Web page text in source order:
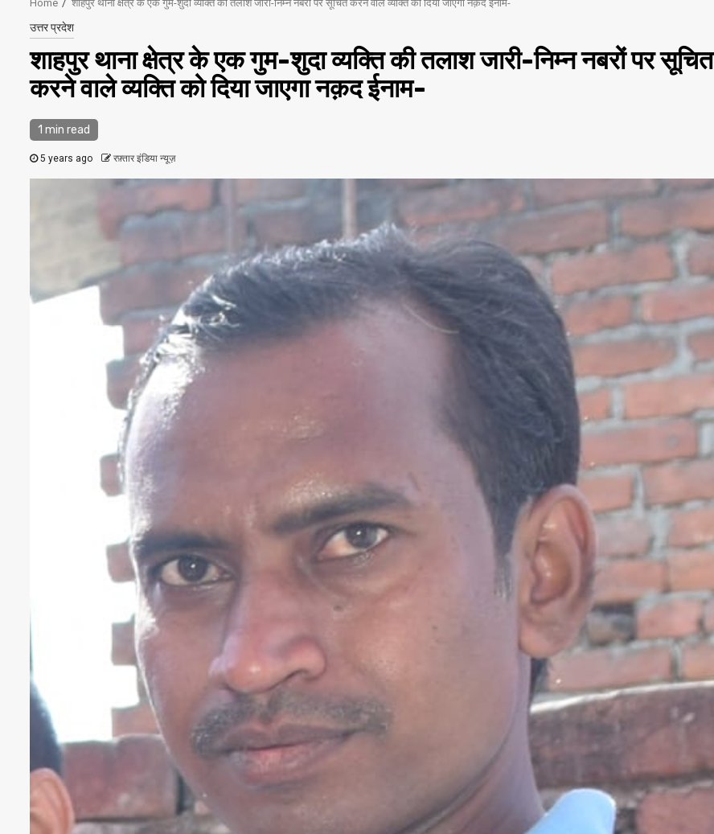
Home शाहपुर थाना क्षेत्र के एक गुम-शुदा व्यक्ति की तलाश जारी-निम्न नबरों पर सूचित करने वाले व्यक्ति को दिया जाएगा नक़द ईनाम-
उत्तर प्रदेश
शाहपुर थाना क्षेत्र के एक गुम-शुदा व्यक्ति की तलाश जारी-निम्न नबरों पर सूचित
करने वाले व्यक्ति को दिया जाएगा नक़द ईनाम-
1 min read
5 years ago रफ़्तार इंडिया न्यूज़